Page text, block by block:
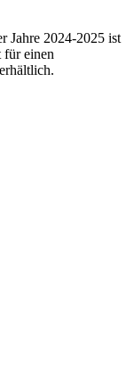
Jahre 2024-2025 ist
für einen